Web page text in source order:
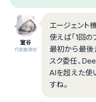
室谷
代表取締役
エージェント
使えば「1回
最初から最後
スク委任、
AIを超えた使
すね。